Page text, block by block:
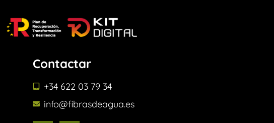
Contactar
+34 622 03 79 34
info@fibrasdeagua.es